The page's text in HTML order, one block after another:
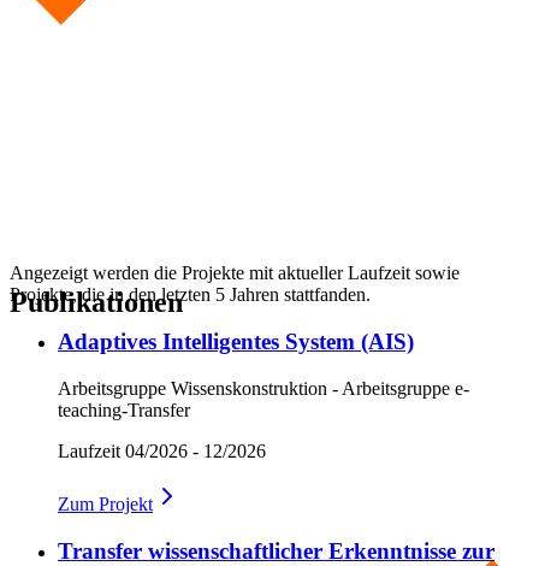
Angezeigt werden die Projekte mit aktueller Laufzeit sowie
Projekte, die in den letzten 5 Jahren stattfanden.
Adaptives Intelligentes System (AIS)
Arbeitsgruppe Wissenskonstruktion - Arbeitsgruppe e-
teaching-Transfer
Laufzeit 04/2026 - 12/2026
Zum Projekt
Transfer wissenschaftlicher Erkenntnisse zur
Publikationen